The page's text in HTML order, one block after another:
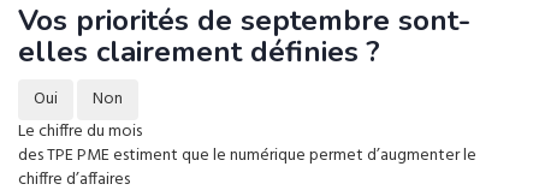
Vos priorités de septembre sont-
elles clairement définies ?
Oui
Non
Le chiffre du mois
des TPE PME estiment que le numérique permet d’augmenter le
chiffre d’affaires